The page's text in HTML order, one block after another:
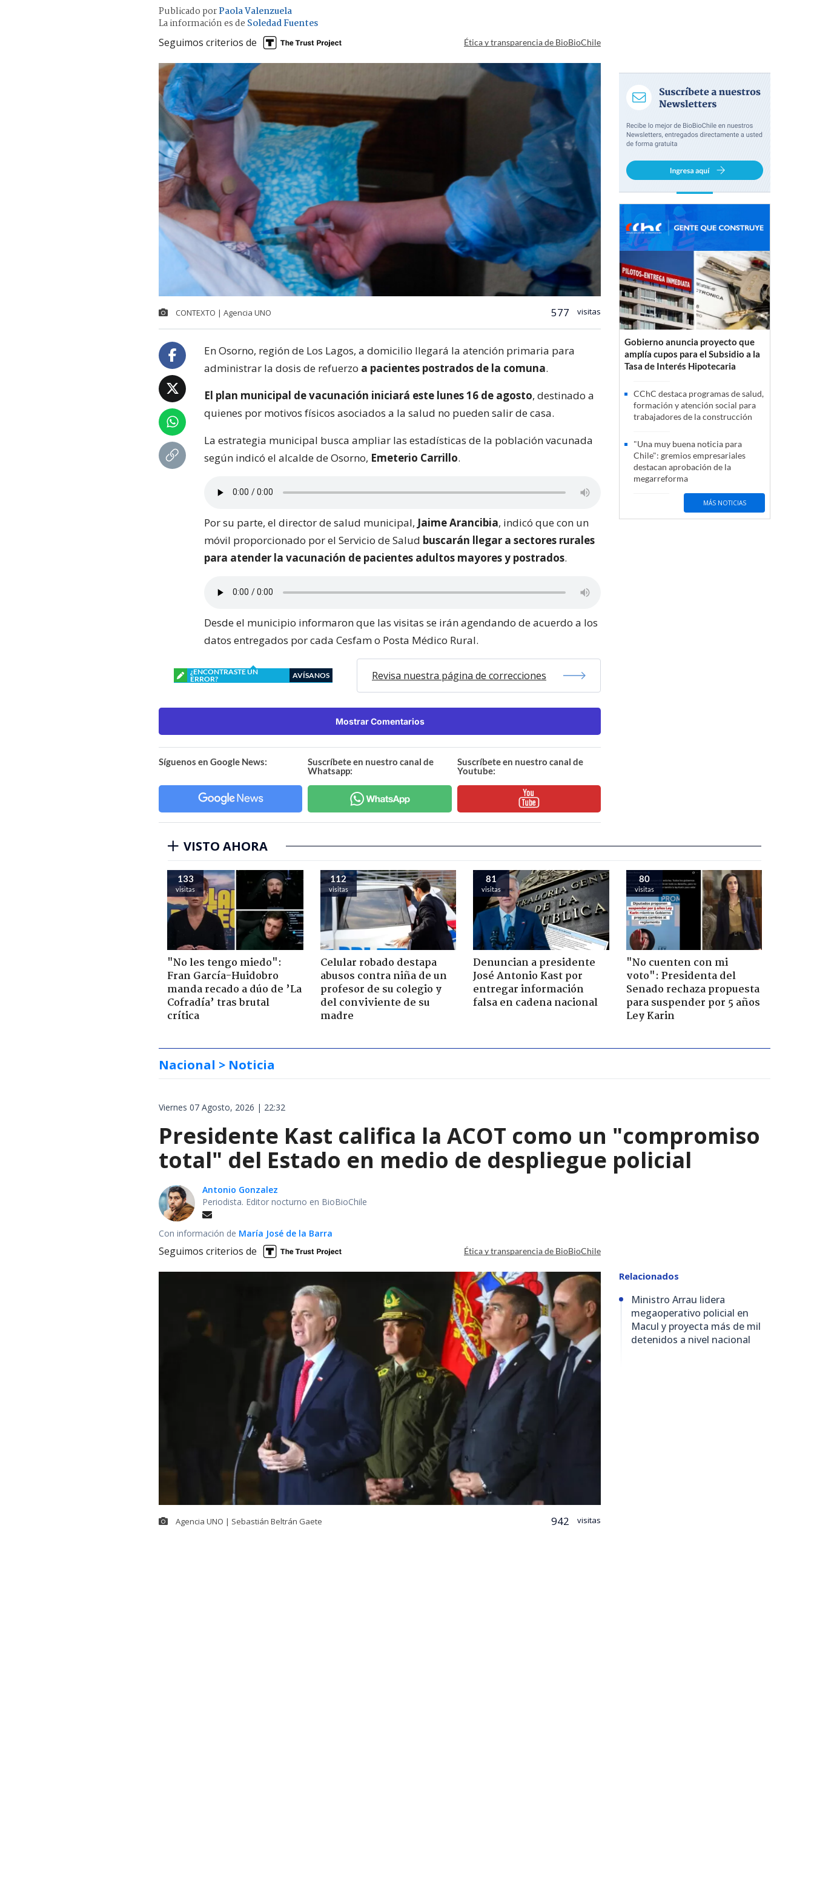
Publicado porPaola Valenzuela
La información es de Soledad Fuentes
Seguimos criterios de Ética y transparencia de BioBioChile
CONTEXTO | Agencia UNO 577 visitas
En Osorno, región de Los Lagos, a domicilio llegará la atención primaria para
administrar la dosis de refuerzo a pacientes postrados de la comuna.
El plan municipal de vacunación iniciará este lunes 16 de agosto, destinado a
quienes por motivos físicos asociados a la salud no pueden salir de casa.
La estrategia municipal busca ampliar las estadísticas de la población vacunada
según indicó el alcalde de Osorno, Emeterio Carrillo.
Por su parte, el director de salud municipal, Jaime Arancibia, indicó que con un
móvil proporcionado por el Servicio de Salud buscarán llegar a sectores rurales
para atender la vacunación de pacientes adultos mayores y postrados.
Desde el municipio informaron que las visitas se irán agendando de acuerdo a los
datos entregados por cada Cesfam o Posta Médico Rural.
¿ENCONTRASTE UN
ERROR?
AVÍSANOS Revisa nuestra página de correcciones
Mostrar Comentarios
Síguenos en Google News:
Suscríbete en nuestro canal de
Whatsapp:
Suscríbete en nuestro canal de
Youtube:
Gobierno anuncia proyecto que
amplía cupos para el Subsidio a la
Tasa de Interés Hipotecaria
CChC destaca programas de salud,
formación y atención social para
trabajadores de la construcción
"Una muy buena noticia para
Chile": gremios empresariales
destacan aprobación de la
megarreforma
MÁS NOTICIAS
VISTO AHORA
133
visitas
"No les tengo miedo":
Fran García-Huidobro
manda recado a dúo de ’La
Cofradía’ tras brutal
crítica
112
visitas
Celular robado destapa
abusos contra niña de un
profesor de su colegio y
del conviviente de su
madre
81
visitas
Denuncian a presidente
José Antonio Kast por
entregar información
falsa en cadena nacional
80
visitas
"No cuenten con mi
voto": Presidenta del
Senado rechaza propuesta
para suspender por 5 años
Ley Karin
Nacional > Noticia
Viernes 07 Agosto, 2026 | 22:32
Presidente Kast califica la ACOT como un "compromiso
total" del Estado en medio de despliegue policial
Antonio Gonzalez
Periodista. Editor nocturno en BioBioChile
Con información de María José de la Barra
Seguimos criterios de Ética y transparencia de BioBioChile
Agencia UNO | Sebastián Beltrán Gaete 942 visitas
Relacionados
Ministro Arrau lidera
megaoperativo policial en
Macul y proyecta más de mil
detenidos a nivel nacional